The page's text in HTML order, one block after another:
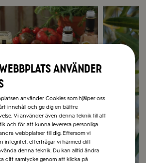
Olivolja
använder
använder Cookies som hjälper oss
innehåll och ge dig en bättre
Vi använder även denna teknik till att
och för att kunna leverera personliga
webbplatser till dig. Eftersom vi
integritet, efterfrågar vi härmed ditt
denna teknik. Du kan alltid ändra
ditt samtycke genom att klicka på